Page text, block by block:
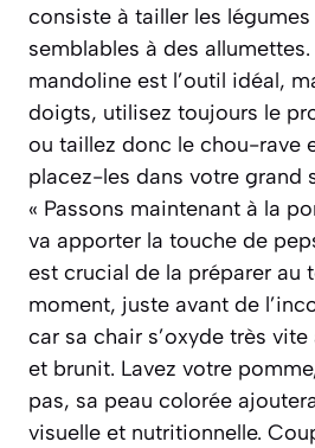
consiste à tailler les
semblables à des
mandoline est l’outil idéal,
doigts, utilisez toujours le
ou taillez donc le chou-rave
placez-les dans votre grand
« Passons maintenant à la
va apporter la touche de
est crucial de la préparer au
moment, juste avant de
car sa chair s’oxyde très
et brunit. Lavez votre
pas, sa peau colorée
visuelle et nutritionnelle.